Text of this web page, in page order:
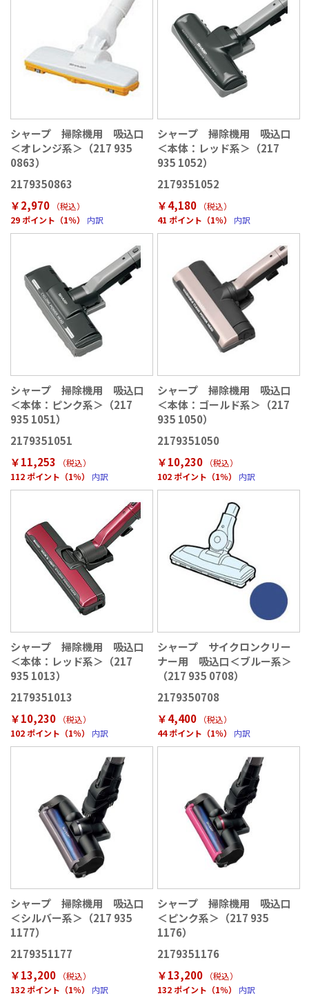
シャープ 掃除機用 吸込口
＜オレンジ系＞（217 935
0863）
2179350863
￥2,970
（税込）
29 ポイント（1％）
内訳
シャープ 掃除機用 吸込口
＜本体：レッド系＞（217
935 1052）
2179351052
￥4,180
（税込）
41 ポイント（1％）
内訳
シャープ 掃除機用 吸込口
＜本体：ピンク系＞（217
935 1051）
2179351051
￥11,253
（税込）
112 ポイント（1％）
内訳
シャープ 掃除機用 吸込口
＜本体：ゴールド系＞（217
935 1050）
2179351050
￥10,230
（税込）
102 ポイント（1％）
内訳
シャープ 掃除機用 吸込口
＜本体：レッド系＞（217
935 1013）
2179351013
￥10,230
（税込）
102 ポイント（1％）
内訳
シャープ サイクロンクリー
ナー用 吸込口＜ブルー系＞
（217 935 0708）
2179350708
￥4,400
（税込）
44 ポイント（1％）
内訳
シャープ 掃除機用 吸込口
＜シルバー系＞（217 935
1177）
2179351177
￥13,200
（税込）
132 ポイント（1％）
内訳
シャープ 掃除機用 吸込口
＜ピンク系＞（217 935
1176）
2179351176
￥13,200
（税込）
132 ポイント（1％）
内訳